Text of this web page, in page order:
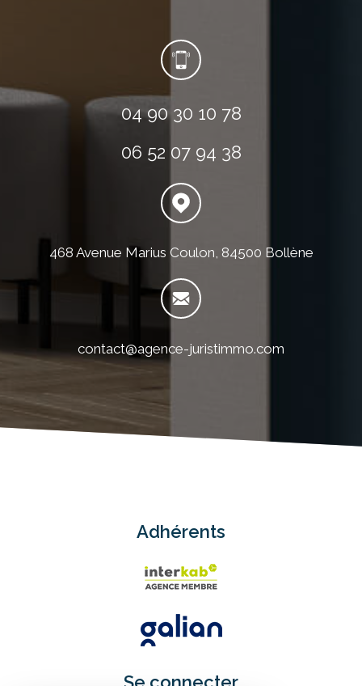
04 90 30 10 78
06 52 07 94 38
468 Avenue Marius Coulon, 84500 Bollène
contact@agence-juristimmo.com
Adhérents